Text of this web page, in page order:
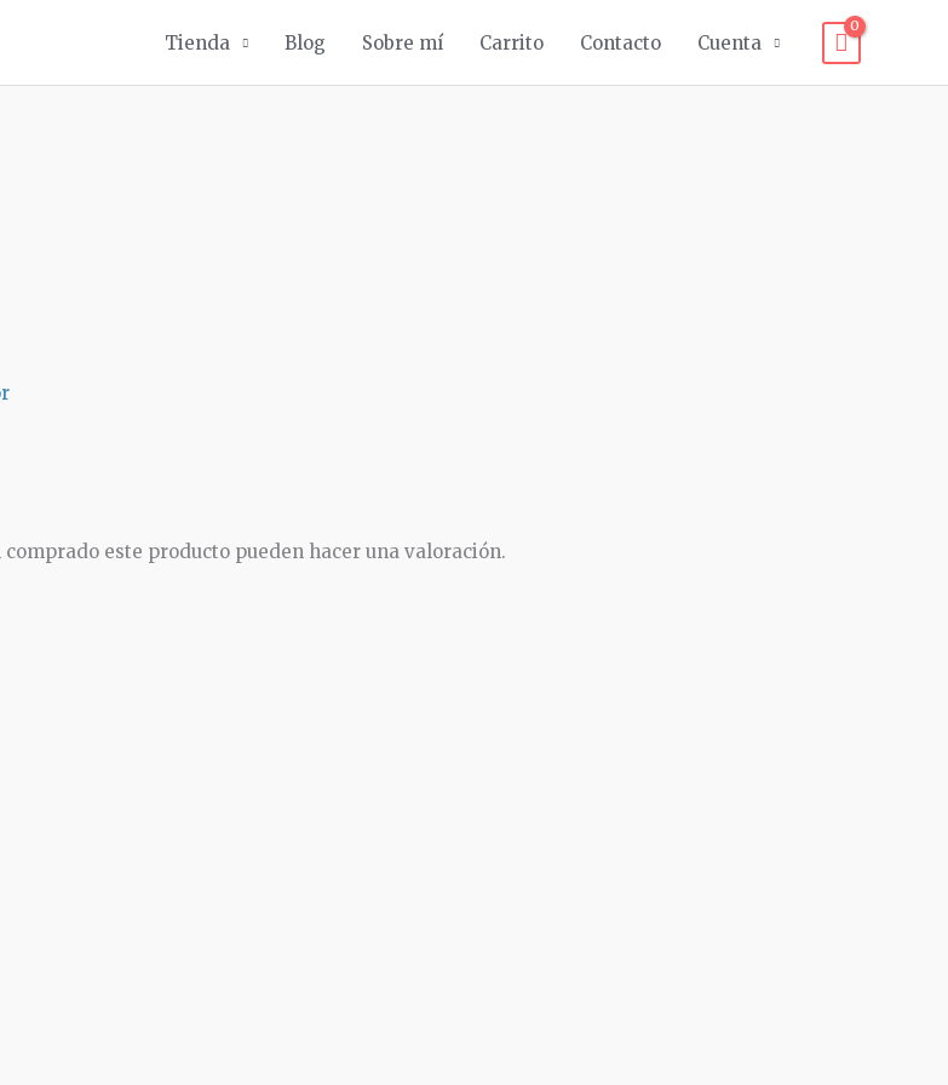
Tienda Blog Sobre mí Carrito Contacto Cuenta
este producto pueden hacer una valoración.